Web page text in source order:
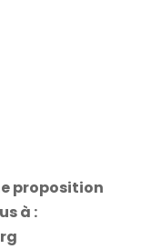
proposition
à :